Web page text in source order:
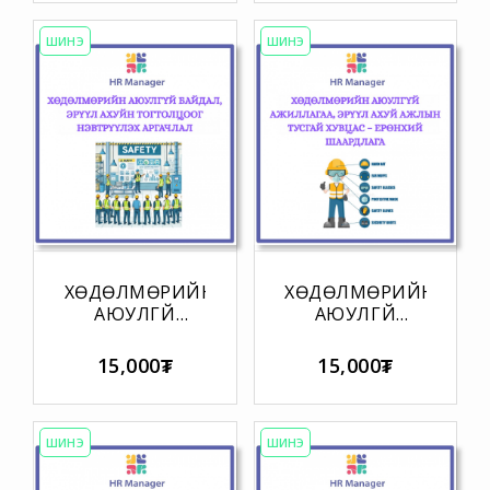
ЕРӨНХИЙ
ШААРДЛАГА
ШААРДЛАГА
ШИНЭ
ХӨДӨЛМӨРИЙН
АЮУЛГҮЙ
АХУЙН
ТОГТОЛЦООГ
НЭВТРҮҮЛЭХ
АРГАЧЛАЛ
15,000₮
ШИНЭ
ХӨДӨЛМӨРИЙН
АЮУЛГҮЙ
ЭРҮҮЛ АХУЙ
АЖЛЫН
ТУСГАЙ
ХУВЦАС –
ЕРӨНХИЙ
ШААРДЛАГА
15,000₮
ШИНЭ ШИНЭ